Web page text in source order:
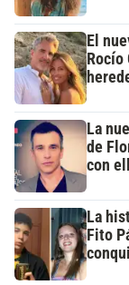
El
La
de
con
La
Fito